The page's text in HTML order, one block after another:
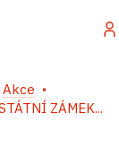
Akce
ZÁMEK...